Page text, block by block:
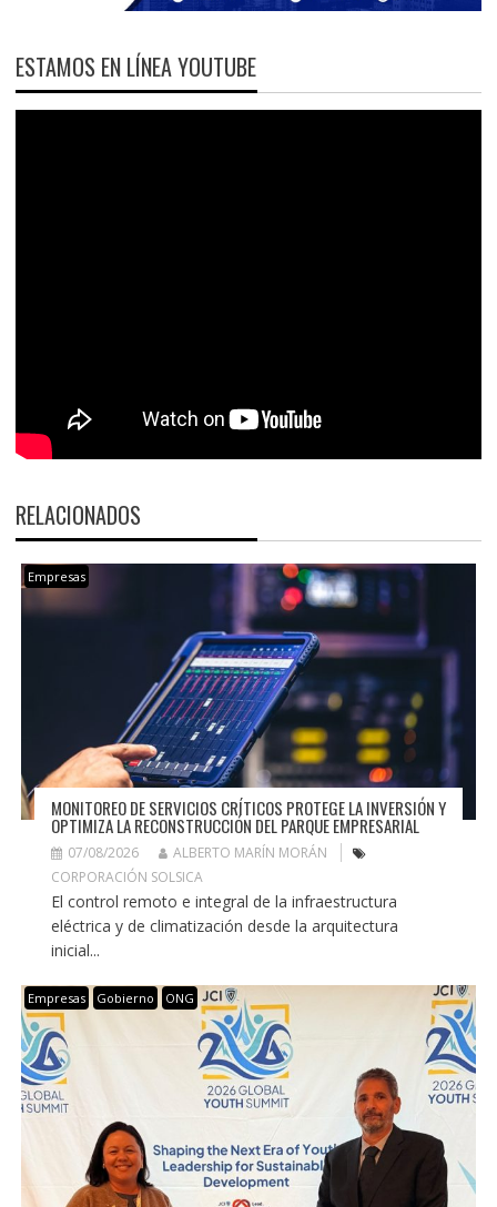
ESTAMOS EN LÍNEA YOUTUBE
RELACIONADOS
Empresas
MONITOREO DE SERVICIOS CRÍTICOS PROTEGE LA INVERSIÓN Y
OPTIMIZA LA RECONSTRUCCIÓN DEL PARQUE EMPRESARIAL
07/08/2026
ALBERTO MARÍN MORÁN
CORPORACIÓN SOLSICA
El control remoto e integral de la infraestructura
eléctrica y de climatización desde la arquitectura
inicial...
Empresas Gobierno ONG